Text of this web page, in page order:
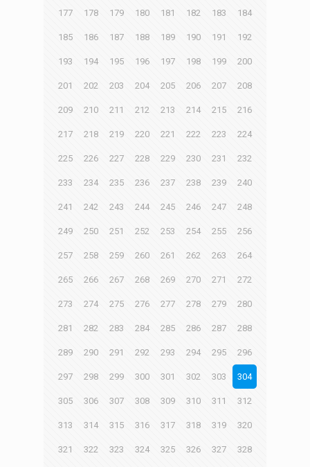
177 178 179 180 181 182 183 184
185 186 187 188 189 190 191 192
193 194 195 196 197 198 199 200
201 202 203 204 205 206 207 208
209 210 211 212 213 214 215 216
217 218 219 220 221 222 223 224
225 226 227 228 229 230 231 232
233 234 235 236 237 238 239 240
241 242 243 244 245 246 247 248
249 250 251 252 253 254 255 256
257 258 259 260 261 262 263 264
265 266 267 268 269 270 271 272
273 274 275 276 277 278 279 280
281 282 283 284 285 286 287 288
289 290 291 292 293 294 295 296
297 298 299 300 301 302 303 304
305 306 307 308 309 310 311 312
313 314 315 316 317 318 319 320
321 322 323 324 325 326 327 328